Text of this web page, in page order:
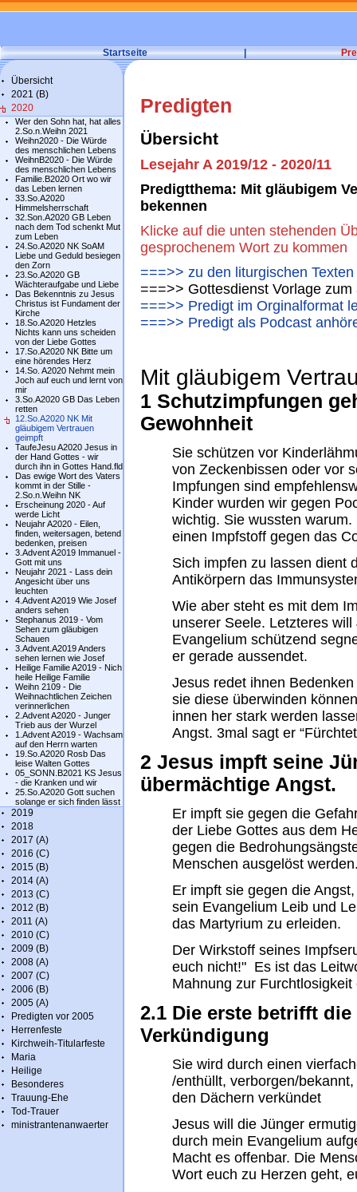
Startseite |
Übersicht
2021 (B)
2020
Wer den Sohn hat, hat alles
2.So.n.Weihn 2021
Weihn2020 - Die Würde
des menschlichen Lebens
WeihnB2020 - Die Würde
des menschlichen Lebens
Familie.B2020 Ort wo wir
das Leben lernen
33.So.A2020
Himmelsherrschaft
32.Son.A2020 GB Leben
nach dem Tod schenkt Mut
zum Leben
24.So.A2020 NK SoAM
Liebe und Geduld besiegen
den Zorn
23.So.A2020 GB
Wächteraufgabe und Liebe
Das Bekenntnis zu Jesus
Christus ist Fundament der
Kirche
18.So.A2020 Hetzles
Nichts kann uns scheiden
von der Liebe Gottes
17.So.A2020 NK Bitte um
eine hörendes Herz
14.So. A2020 Nehmt mein
Joch auf euch und lernt von
mir
3.So.A2020 GB Das Leben
retten
12.So.A2020 NK Mit
gläubigem Vertrauen
geimpft
TaufeJesu A2020 Jesus in
der Hand Gottes - wir
durch ihn in Gottes Hand.fld
Das ewige Wort des Vaters
kommt in der Stille -
2.So.n.Weihn NK
Erscheinung 2020 - Auf
werde Licht
Neujahr A2020 - Eilen,
finden, weitersagen, betend
bedenken, preisen
3.Advent A2019 Immanuel -
Gott mit uns
Neujahr 2021 - Lass dein
Angesicht über uns
leuchten
4.Advent A2019 Wie Josef
anders sehen
Stephanus 2019 - Vom
Sehen zum gläubigen
Schauen
3.Advent.A2019 Anders
sehen lernen wie Josef
Heilige Familie A2019 - Nich
heile Heilige Familie
Weihn 2109 - Die
Weihnachtlichen Zeichen
verinnerlichen
2.Advent A2020 - Junger
Trieb aus der Wurzel
1.Advent A2019 - Wachsam
auf den Herrn warten
19.So.A2020 Rosb Das
leise Walten Gottes
05_SONN.B2021 KS Jesus
- die Kranken und wir
25.So.A2020 Gott suchen
solange er sich finden lässt
2019
2018
2017 (A)
2016 (C)
2015 (B)
2014 (A)
2013 (C)
2012 (B)
2011 (A)
2010 (C)
2009 (B)
2008 (A)
2007 (C)
2006 (B)
2005 (A)
Predigten vor 2005
Herrenfeste
Kirchweih-Titularfeste
Maria
Heilige
Besonderes
Trauung-Ehe
Tod-Trauer
ministrantenanwaerter
Predigten
Übersicht
Lesejahr A 2019/12 - 2020/11
Predigtthema: Mit gläubigem
bekennen
Klicke auf die unten stehenden
gesprochenem Wort zu kommen
===>> zu den liturgischen Texten
===>> Gottesdienst Vorlage
===>> Predigt im Orginalformat
===>> Predigt als Podcast
Mit gläubigem
1 Schutzimpfungen
Gewohnheit
Sie schützen vor
von Zeckenbissen oder vor
Impfungen sind
Kinder wurden wir gegen
wichtig. Sie wussten
einen Impfstoff gegen das
Sich impfen zu lassen dient
Antikörpern das
Wie aber steht es mit dem
unserer Seele. Letzteres
Evangelium schützend
er gerade aussendet.
Jesus redet ihnen
sie diese überwinden
innen her stark werden
Angst. 3mal sagt er
2 Jesus impft seine
übermächtige Angst.
Er impft sie gegen die
der Liebe Gottes aus dem
gegen die
Menschen ausgelöst
Er impft sie gegen die
sein Evangelium Leib und
das Martyrium zu erleiden.
Der Wirkstoff seines
euch nicht!" Es ist das
Mahnung zur
2.1 Die erste betrifft
Verkündigung
Sie wird durch einen
/enthüllt, verborgen/
den Dächern verkündet
Jesus will die Jünger
durch mein Evangelium
Macht es offenbar. Die
Wort euch zu Herzen geht,